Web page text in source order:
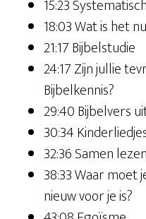
15:23
18:03 Wat is het
21:17 Bijbelstudie
24:17 Zijn jullie
Bijbelkennis?
29:40 Bijbelvers
30:34
32:36 Samen
38:33 Waar moet
nieuw voor je is?